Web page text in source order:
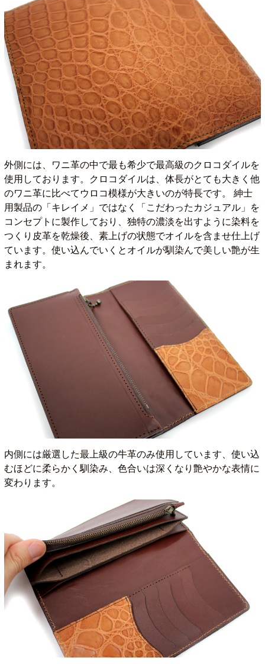
外側には、ワニ革の中で最も希少で最高級のクロコダイルを
使用しております。クロコダイルは、体長がとても大きく他
のワニ革に比べてウロコ模様が大きいのが特長です。 紳士
用製品の「キレイメ」ではなく「こだわったカジュアル」を
コンセプトに製作しており、独特の濃淡を出すように染料を
つくり皮革を乾燥後、素上げの状態でオイルを含ませ仕上げ
ています。使い込んでいくとオイルが馴染んで美しい艶が生
まれます。
内側には厳選した最上級の牛革のみ使用しています、使い込
むほどに柔らかく馴染み、色合いは深くなり艶やかな表情に
変わります。